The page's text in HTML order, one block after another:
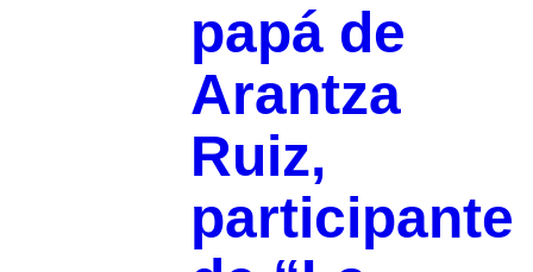
papá de
Arantza
Ruiz,
participante